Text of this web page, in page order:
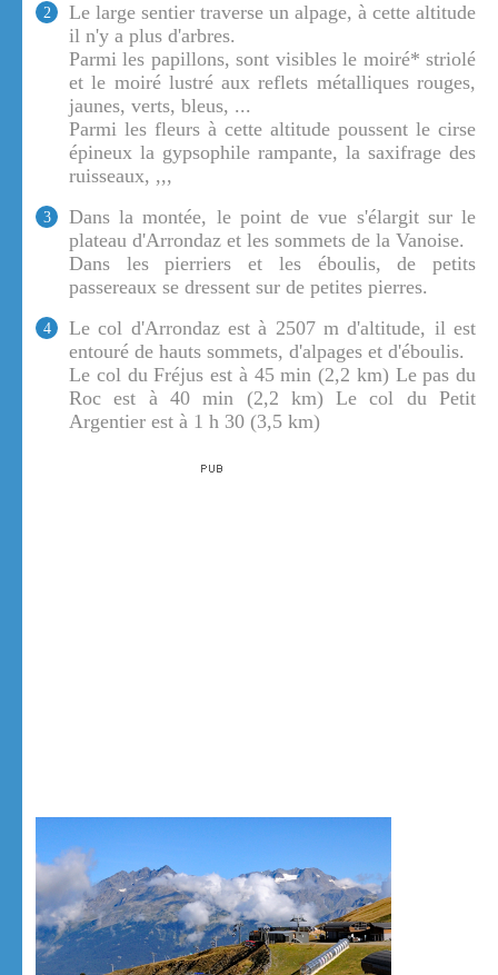
2
Le large sentier traverse un alpage, à cette altitude
il n'y a plus d'arbres.
Parmi les papillons, sont visibles le moiré* striolé
et le moiré lustré aux reflets métalliques rouges,
jaunes, verts, bleus, ...
Parmi les fleurs à cette altitude poussent le cirse
épineux la gypsophile rampante, la saxifrage des
ruisseaux, ,,,
3
Dans la montée, le point de vue s'élargit sur le
plateau d'Arrondaz et les sommets de la Vanoise.
Dans les pierriers et les éboulis, de petits
passereaux se dressent sur de petites pierres.
4
Le col d'Arrondaz est à 2507 m d'altitude, il est
entouré de hauts sommets, d'alpages et d'éboulis.
Le col du Fréjus est à 45 min (2,2 km) Le pas du
Roc est à 40 min (2,2 km) Le col du Petit
Argentier est à 1 h 30 (3,5 km)